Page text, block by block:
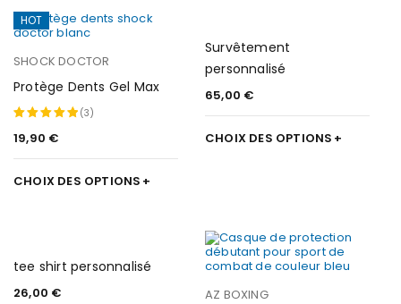
HOT
SHOCK DOCTOR
Protège Dents Gel Max
Note 5.00
sur 5
(3)
19,90 €
CHOIX DES OPTIONS
Survêtement
personnalisé
65,00 €
CHOIX DES OPTIONS
tee shirt personnalisé
26,00 € AZ BOXING